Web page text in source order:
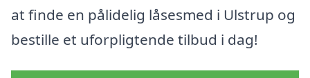
at finde en pålidelig låsesmed i Ulstrup og
bestille et uforpligtende tilbud i dag!